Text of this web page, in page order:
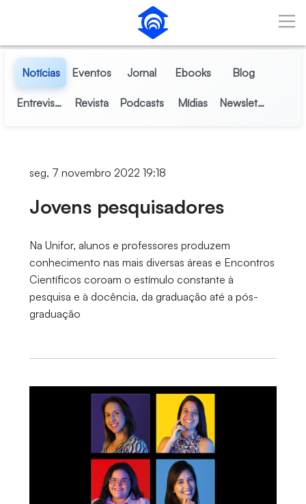
Pular para o Conteúdo principal
Notícias Eventos Jornal Ebooks Blog
Entrevistas Revista Podcasts Mídias Newsletter
seg, 7 novembro 2022 19:18
Jovens pesquisadores
Na Unifor, alunos e professores produzem
conhecimento nas mais diversas áreas e Encontros
Científicos coroam o estímulo constante à
pesquisa e à docência, da graduação até a pós-
graduação